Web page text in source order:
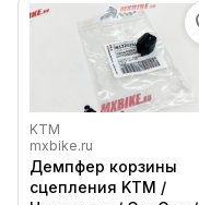
KTM
mxbike.ru
Демпфер корзины
сцепления KTM /